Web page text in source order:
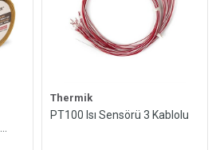
Thermik
PT100 Isı Sensörü 3 Kablolu